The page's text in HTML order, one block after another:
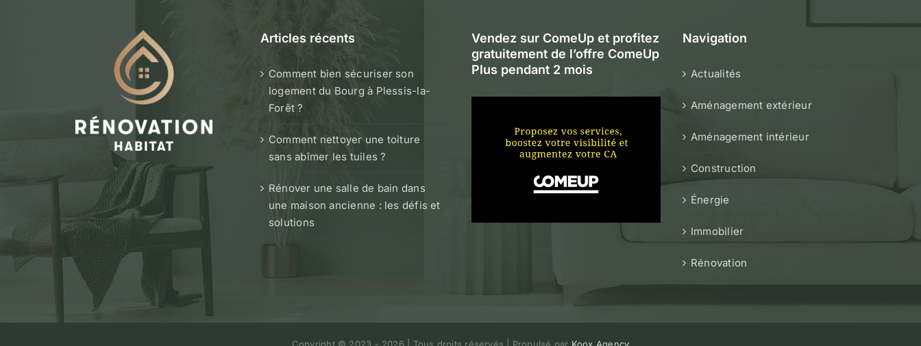
Articles récents
Comment bien sécuriser son
logement du Bourg à Plessis-la-
Forêt ?
Comment nettoyer une toiture
sans abîmer les tuiles ?
Rénover une salle de bain dans
une maison ancienne : les défis et
solutions
Vendez sur ComeUp et profitez
gratuitement de l’offre ComeUp
Plus pendant 2 mois
Navigation
Actualités
Aménagement extérieur
Aménagement intérieur
Construction
Énergie
Immobilier
Rénovation
Copyright © 2023 - 2026 | Tous droits réservés | Propulsé par Koox Agency